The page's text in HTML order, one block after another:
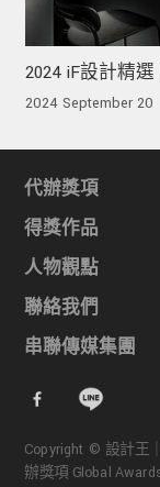
2024 iF設計精選
Continuity 鉛序 •
2024 September 20
代辦獎項
得獎作品
人物觀點
聯絡我們
串聯傳媒集團
Copyright © 設計王
辦獎項 Global